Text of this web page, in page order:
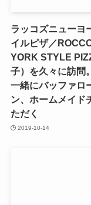
ラッコズニューヨ
イルピザ／
YORK STYLE
子）を久々に訪問
一緒にバッファロ
ン、ホームメイド
ただく
2019-10-14